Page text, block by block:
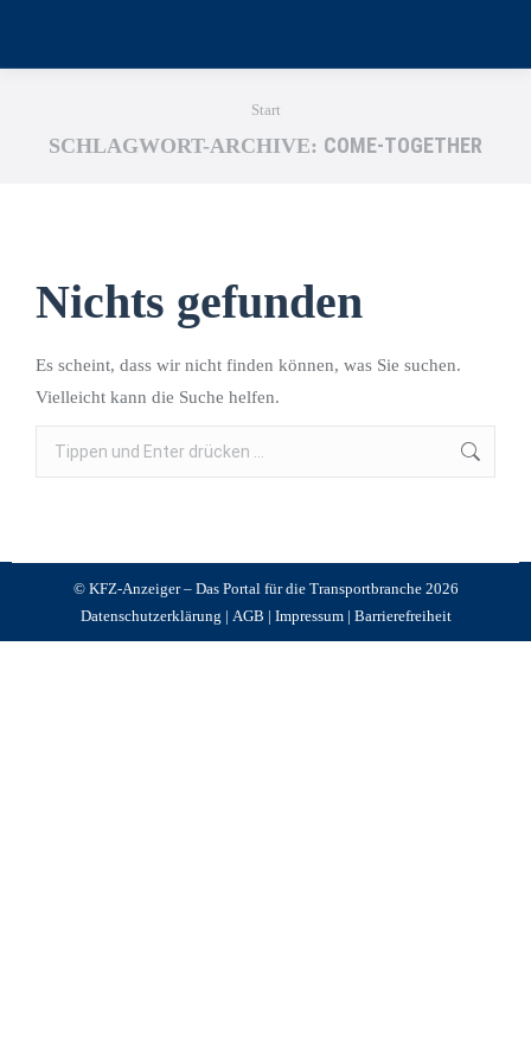
Sie befinden sich hier:
Start
SCHLAGWORT-ARCHIVE: COME-TOGETHER
Nichts gefunden
Es scheint, dass wir nicht finden können, was Sie suchen.
Vielleicht kann die Suche helfen.
© KFZ-Anzeiger – Das Portal für die Transportbranche 2026
Datenschutzerklärung | AGB | Impressum| Barrierefreiheit